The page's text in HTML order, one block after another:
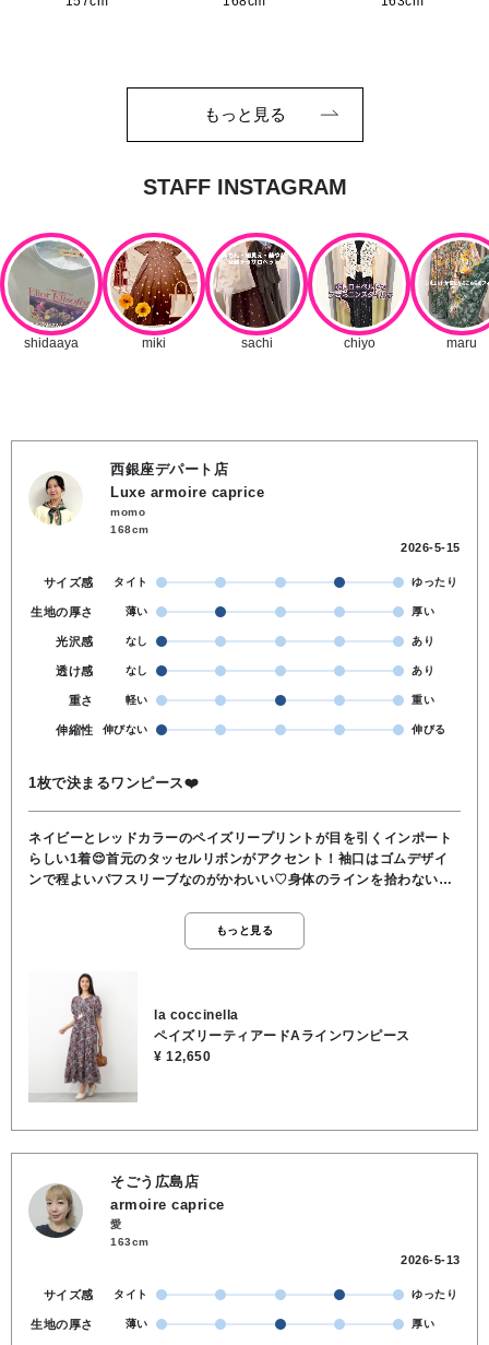
もっと見る
西銀座デパート店
Luxe armoire caprice
momo
168cm
2026-5-15
サイズ感 タイト ゆったり
生地の厚さ 薄い 厚い
光沢感 なし あり
透け感 なし あり
重さ 軽い 重い
伸縮性 伸びない 伸びる
1枚で決まるワンピース❤️
ネイビーとレッドカラーのペイズリープリントが目を引くインポート
らしい1着😌首元のタッセルリボンがアクセント！袖口はゴムデザイ
ンで程よいパフスリーブなのがかわいい♡身体のラインを拾わないシ
もっと見る
la coccinella
ペイズリーティアードAラインワンピース
¥ 12,650
そごう広島店
armoire caprice
愛
163cm
2026-5-13
サイズ感 タイト ゆったり
生地の厚さ 薄い 厚い